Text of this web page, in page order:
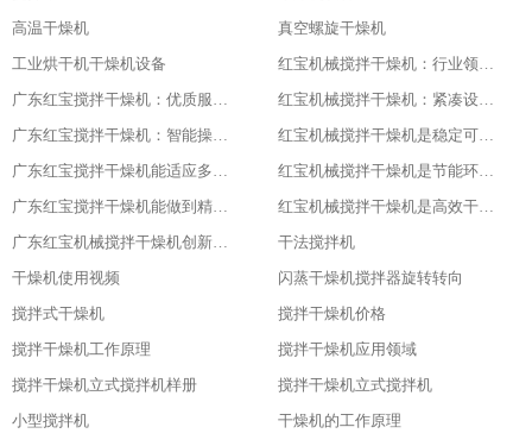
高温干燥机
真空螺旋干燥机
工业烘干机干燥机设备
红宝机械搅拌干燥机：行业领先，值得信赖
广东红宝搅拌干燥机：优质服务，全程保障
红宝机械搅拌干燥机：紧凑设计，节省空间
广东红宝搅拌干燥机：智能操作，便捷高效
红宝机械搅拌干燥机是稳定可靠的伙伴
广东红宝搅拌干燥机能适应多种物料
红宝机械搅拌干燥机是节能环保新选择
广东红宝搅拌干燥机能做到精准控制，卓越品质
红宝机械搅拌干燥机是高效干燥的利器
广东红宝机械搅拌干燥机创新引领未来
干法搅拌机
干燥机使用视频
闪蒸干燥机搅拌器旋转转向
搅拌式干燥机
搅拌干燥机价格
搅拌干燥机工作原理
搅拌干燥机应用领域
搅拌干燥机立式搅拌机样册
搅拌干燥机立式搅拌机
小型搅拌机
干燥机的工作原理